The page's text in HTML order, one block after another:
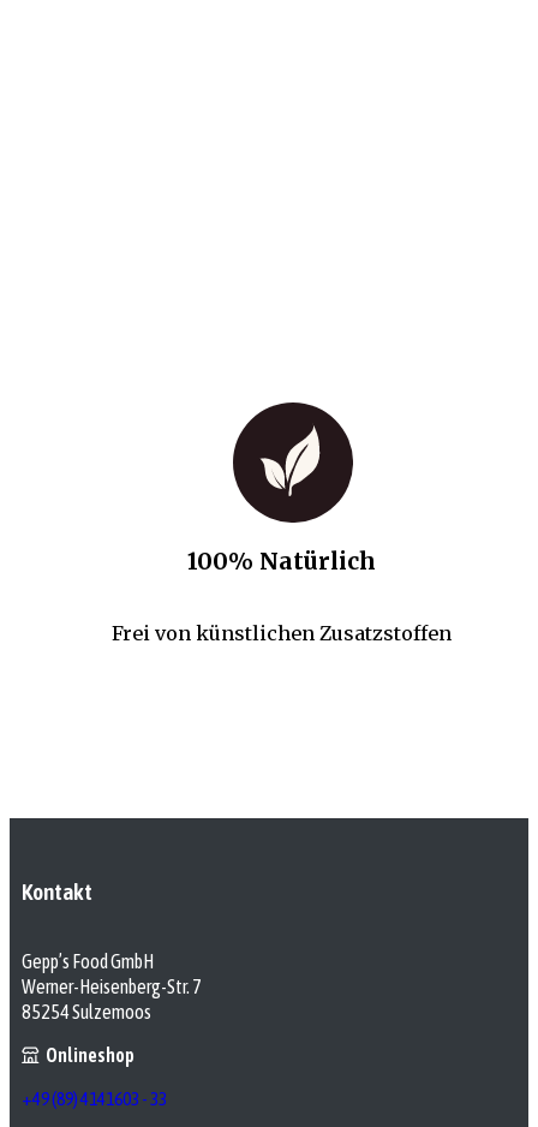
100% Natürlich
Frei von künstlichen Zusatzstoffen
Kontakt
Gepp’s Food GmbH
Werner-Heisenberg-Str. 7
85254 Sulzemoos
Onlineshop
+49 (89) 4141603 - 33